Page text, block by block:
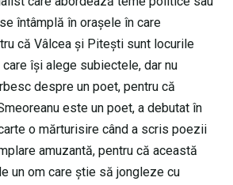
întâmplă în oraşele în care
că Vâlcea şi Piteşti sunt locurile
îşi alege subiectele, dar nu
despre un poet, pentru că
este un poet, a debutat în
o mărturisire când a scris poezii
amuzantă, pentru că această
un om care ştie să jongleze cu